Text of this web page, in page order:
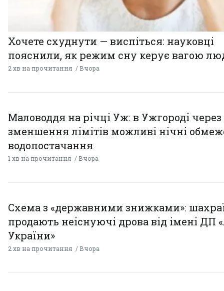
Хочете схуднути — виспіться: науковці
пояснили, як режим сну керує вагою
2 хв на прочитання Вчора
Маловоддя на річці Уж: в Ужгороді через
зменшення лімітів можливі нічні
водопостачання
1 хв на прочитання Вчора
Схема з «державними знижками»:
продають неіснуючі дрова від імені ДП
України»
2 хв на прочитання Вчора